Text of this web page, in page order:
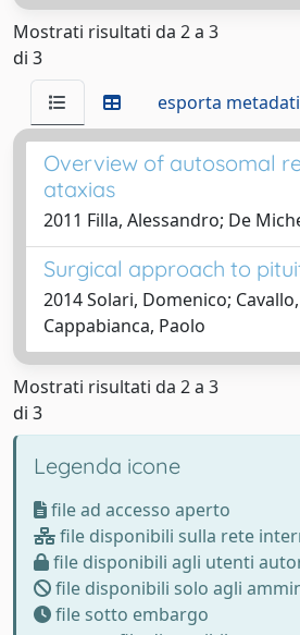
Mostrati risultati da 2 a 3
di 3
esporta metadati
Overview of autosomal
ataxias
2011 Filla, Alessandro; De
Surgical approach to
2014 Solari, Domenico;
Cappabianca, Paolo
Mostrati risultati da 2 a 3
di 3
Legenda icone
file ad accesso aperto
file disponibili sulla rete
file disponibili agli utenti
file disponibili solo agli
file sotto embargo